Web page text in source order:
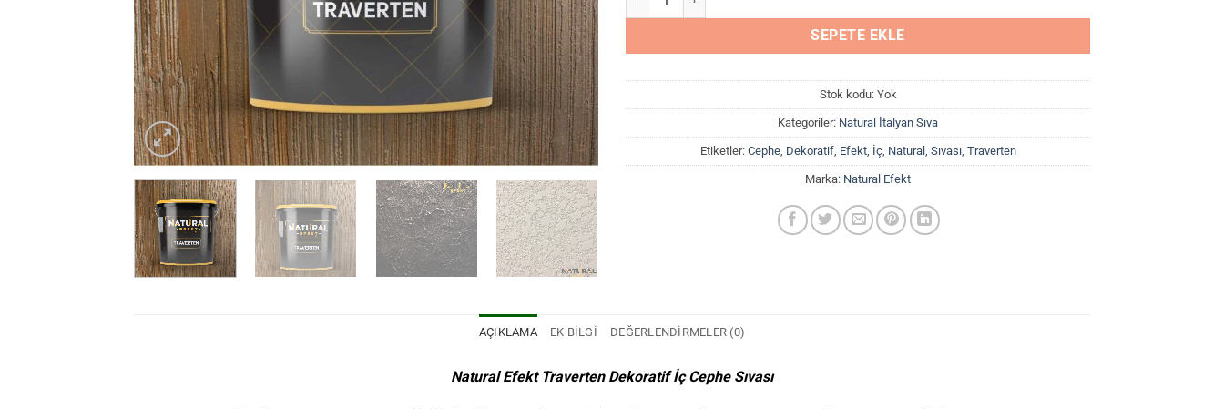
SEPETE EKLE
Stok kodu: Yok
Kategoriler: Natural İtalyan Sıva
Etiketler: Cephe, Dekoratif, Efekt, İç, Natural, Sıvası, Traverten
Marka: Natural Efekt
AÇIKLAMA EK BILGI DEĞERLENDIRMELER (0)
Natural Efekt Traverten Dekoratif İç Cephe Sıvası